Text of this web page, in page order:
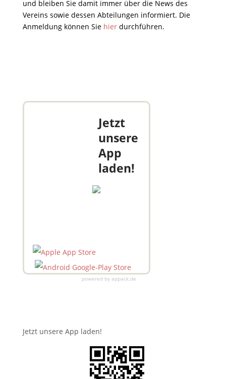
und bleiben Sie damit immer über die News des
Vereins sowie dessen Abteilungen informiert. Die
Anmeldung können Sie hierdurchführen.
Jetzt
unsere
App
laden!
powered by appack.de
Jetzt unsere App laden!